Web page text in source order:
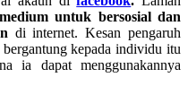
medium untuk bersosial dan
di internet. Kesan pengaruh
kepada individu itu
ia dapat menggunakannya